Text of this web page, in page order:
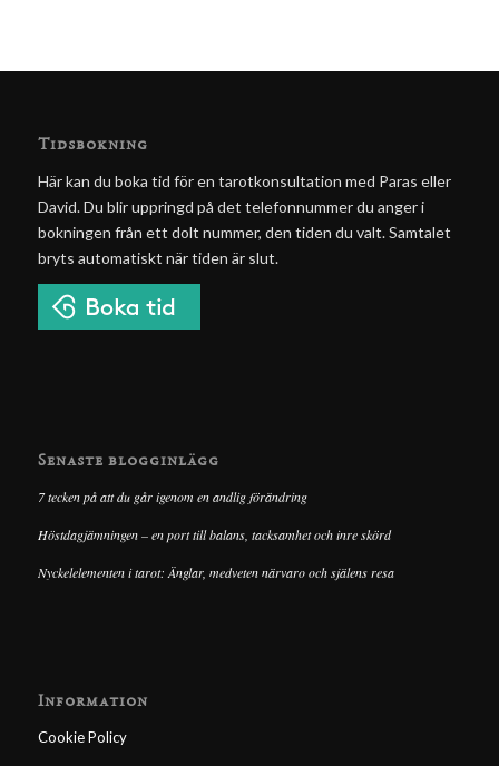
Tidsbokning
Här kan du boka tid för en tarotkonsultation med Paras eller
David. Du blir uppringd på det telefonnummer du anger i
bokningen från ett dolt nummer, den tiden du valt. Samtalet
bryts automatiskt när tiden är slut.
Senaste blogginlägg
7 tecken på att du går igenom en andlig förändring
Höstdagjämningen – en port till balans, tacksamhet och inre skörd
Nyckelelementen i tarot: Änglar, medveten närvaro och själens resa
Information
Cookie Policy